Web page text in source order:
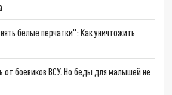
белые перчатки": Как уничтожить
от боевиков ВСУ. Но беды для малышей не